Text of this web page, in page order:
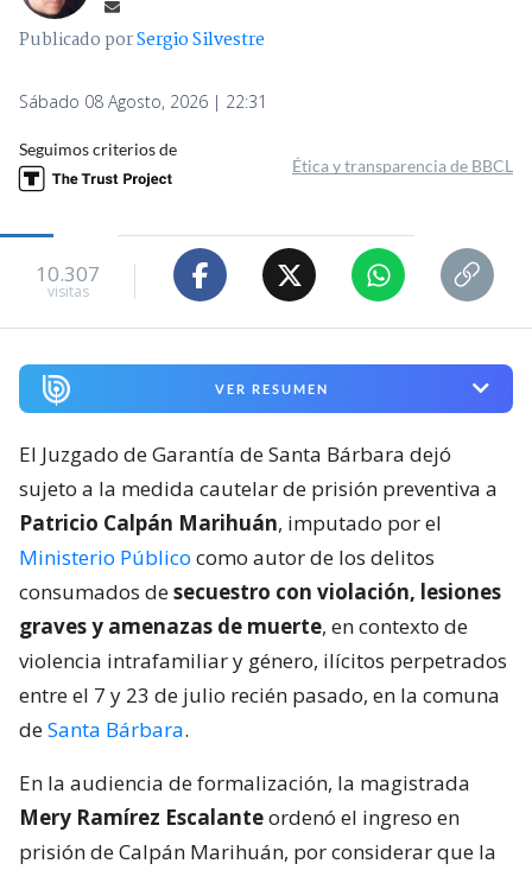
Publicado porSergio Silvestre
Sábado 08 Agosto, 2026 | 22:31
Seguimos criterios de
Ética y transparencia de BBCL
10.307
visitas
VER RESUMEN
El Juzgado de Garantía de Santa Bárbara dejó
sujeto a la medida cautelar de prisión preventiva a
Patricio Calpán Marihuán, imputado por el
Ministerio Público como autor de los delitos
consumados desecuestro con violación, lesiones
graves y amenazas de muerte, en contexto de
violencia intrafamiliar y género, ilícitos perpetrados
entre el 7 y 23 de julio recién pasado, en la comuna
deSanta Bárbara.
En la audiencia de formalización, la magistrada
Mery Ramírez Escalanteordenó el ingreso en
prisión de Calpán Marihuán, por considerar que la